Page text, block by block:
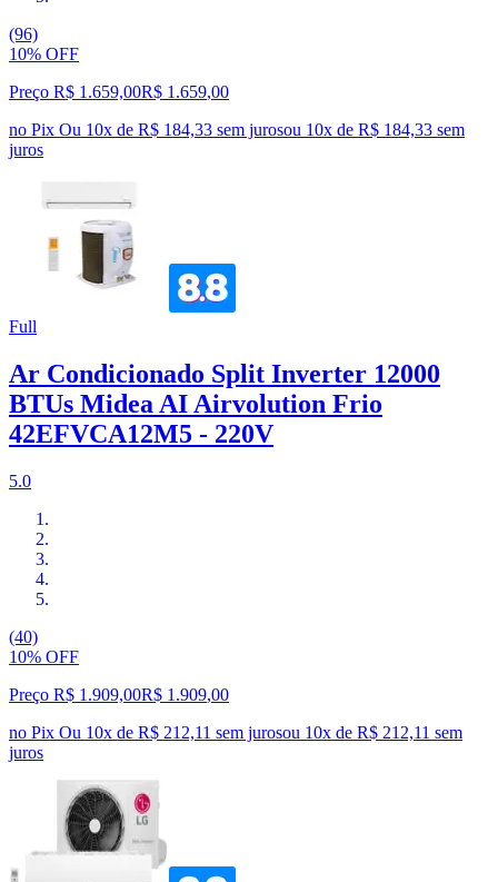
(96)
10% OFF
Preço R$ 1.659,00R$ 1.659,00
no Pix Ou 10x de R$ 184,33 sem jurosou 10x de R$ 184,33 sem
juros
Full
Ar Condicionado Split Inverter 12000
BTUs Midea AI Airvolution Frio
42EFVCA12M5 - 220V
5.0
(40)
10% OFF
Preço R$ 1.909,00R$ 1.909,00
no Pix Ou 10x de R$ 212,11 sem jurosou 10x de R$ 212,11 sem
juros